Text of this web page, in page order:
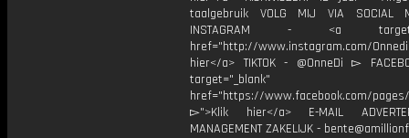
taalgebruik VOLG MIJ VIA SOCIAL
INSTAGRAM - <a
href="http://www.instagram.com/
hier</a> TIKTOK - @OnneDi ▻
target="_blank"
href="https://www.facebook.com/pages/
▻">Klik hier</a> E-MAIL
MANAGEMENT ZAKELIJK -